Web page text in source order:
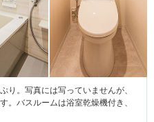
り。写真には写っていませんが、
。バスルームは浴室乾燥機付き、